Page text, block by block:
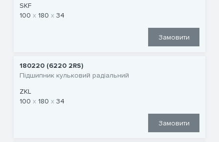
SKF
100
180 34
Замовити
180220 (6220 2RS)
Підшипник кульковий радіальний
ZKL
100
180 34
Замовити